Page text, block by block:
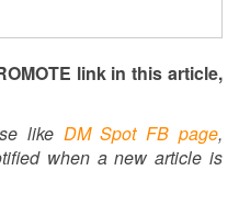
link in this article,
like DM Spot FB page,
when a new article is